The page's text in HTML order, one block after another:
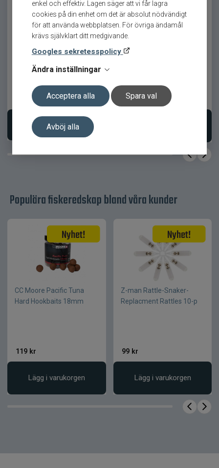
enkel och effektiv. Lagen säger att vi får lagra
cookies på din enhet om det är absolut nödvändigt
för att använda webbplatsen. För övriga ändamål
krävs självklart ditt medgivande.
Googles sekretesspolicy
Ändra inställningar
Acceptera alla Spara val
Avböj alla
Armada TroutCatcher 13g ett givet val.
Detta är betet som ofta räddar fiskedagen.
Produktfördelar
Naturlig och livlig gång
Perfekt balans för precisionsfiske
Hög effektivitet vid trögt fiske
Stabil även i strömmande vatten
Optimerad för ädelfisk
Innehåll i paketet
13 g
Egenskap Naturlig gång, sjunkande
Kropp Skeddrag
Form Klassisk skedform
Armada Slash 10g
kr
Välj variant
Armada Silver Feather
Perch 248cm 8-30g
2 299 kr
Populära fiskeredskap bland våra kunder
CC Moore Pacific Tuna
Hard Hookbaits 18mm
119 kr
Lägg i varukorgen
Z-man Rattle-Snaker-
Replacment Rattles 10-p
99 kr
Lägg i varukorgen